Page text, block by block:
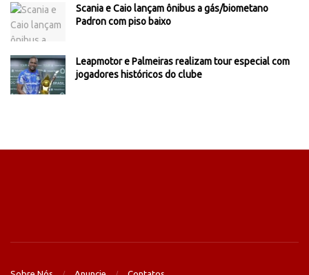
Scania e Caio lançam ônibus a gás/biometano
Padron com piso baixo
Leapmotor e Palmeiras realizam tour especial com
jogadores históricos do clube